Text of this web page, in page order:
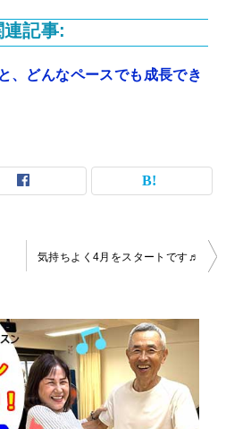
連記事:
、どんなペースでも成長でき
気持ちよく4月をスタートです♬